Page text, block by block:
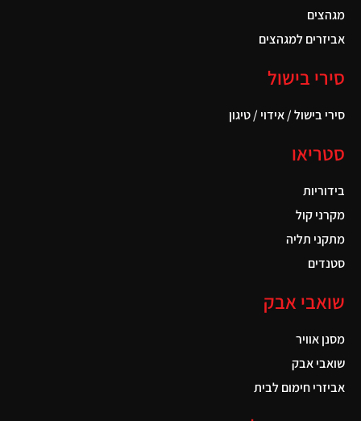
מגהצים
אביזרים למגהצים
סירי בישול
סירי בישול / אידוי / טיגון
סטריאו
בידוריות
מקרני קול
מתקני תליה
סטנדים
שואבי אבק
מסנן אוויר
שואבי אבק
אביזרי חימום לבית